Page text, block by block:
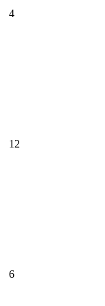
4
12
6